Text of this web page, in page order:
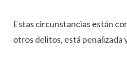
Estas circunstancias están
otros delitos, está penalizada